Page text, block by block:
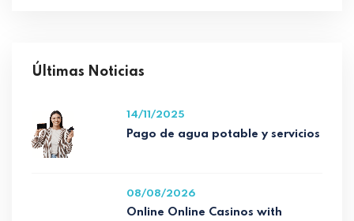
Últimas Noticias
14/11/2025
Pago de agua potable y servicios
08/08/2026
Online Online Casinos with